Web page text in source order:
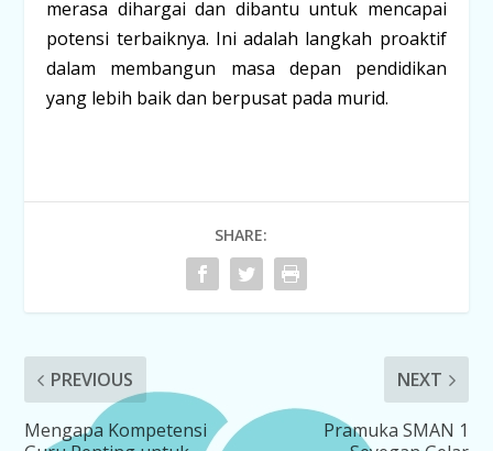
merasa dihargai dan dibantu untuk mencapai
potensi terbaiknya. Ini adalah langkah proaktif
dalam membangun masa depan pendidikan
yang lebih baik dan berpusat pada murid.
SHARE:
PREVIOUS
Mengapa Kompetensi
NEXT
Pramuka SMAN 1